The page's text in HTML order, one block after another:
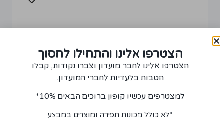
הצטרפו אלינו והתחילו לחסוך
הצטרפו אלינו לחבר מועדון וצברו נקודות, קבלו
הטבות בלעדיות לחברי המועדון.
למצטרפים עכשיו קופון ברוכים הבאים 10%*
*לא כולל מכונות תפירה ומוצרים במבצע